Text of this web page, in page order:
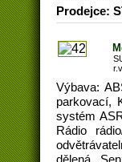
Prodejce:
Výbava:
parkovací,
systém
Rádio
dělená,